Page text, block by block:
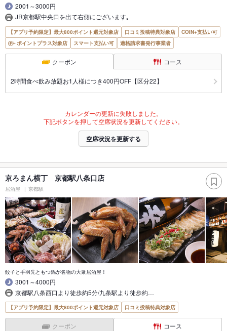
2001～3000円
JR京都駅中央口を出て右側にございます｡
【アプリ予約限定】最大800ポイント還元対象店 口コミ投稿特典対象店
COIN+支払い可
ポイントプラス対象店
スマート支払い可 適格請求書発行事業者
クーポン コース
2時間食べ飲み放題お1人様につき400円OFF【区分22】
カレンダーの更新に失敗しました。
下記ボタンを押して空席状況を更新してください。
空席状況を更新する
京ろまん横丁 京都駅八条口店
居酒屋 京都駅
餃子と手羽先ともつ鍋が名物の大衆居酒屋！
3001～4000円
京都駅八条西口より徒歩約5分/九条駅より徒歩約…
【アプリ予約限定】最大800ポイント還元対象店 口コミ投稿特典対象店
クーポン コース